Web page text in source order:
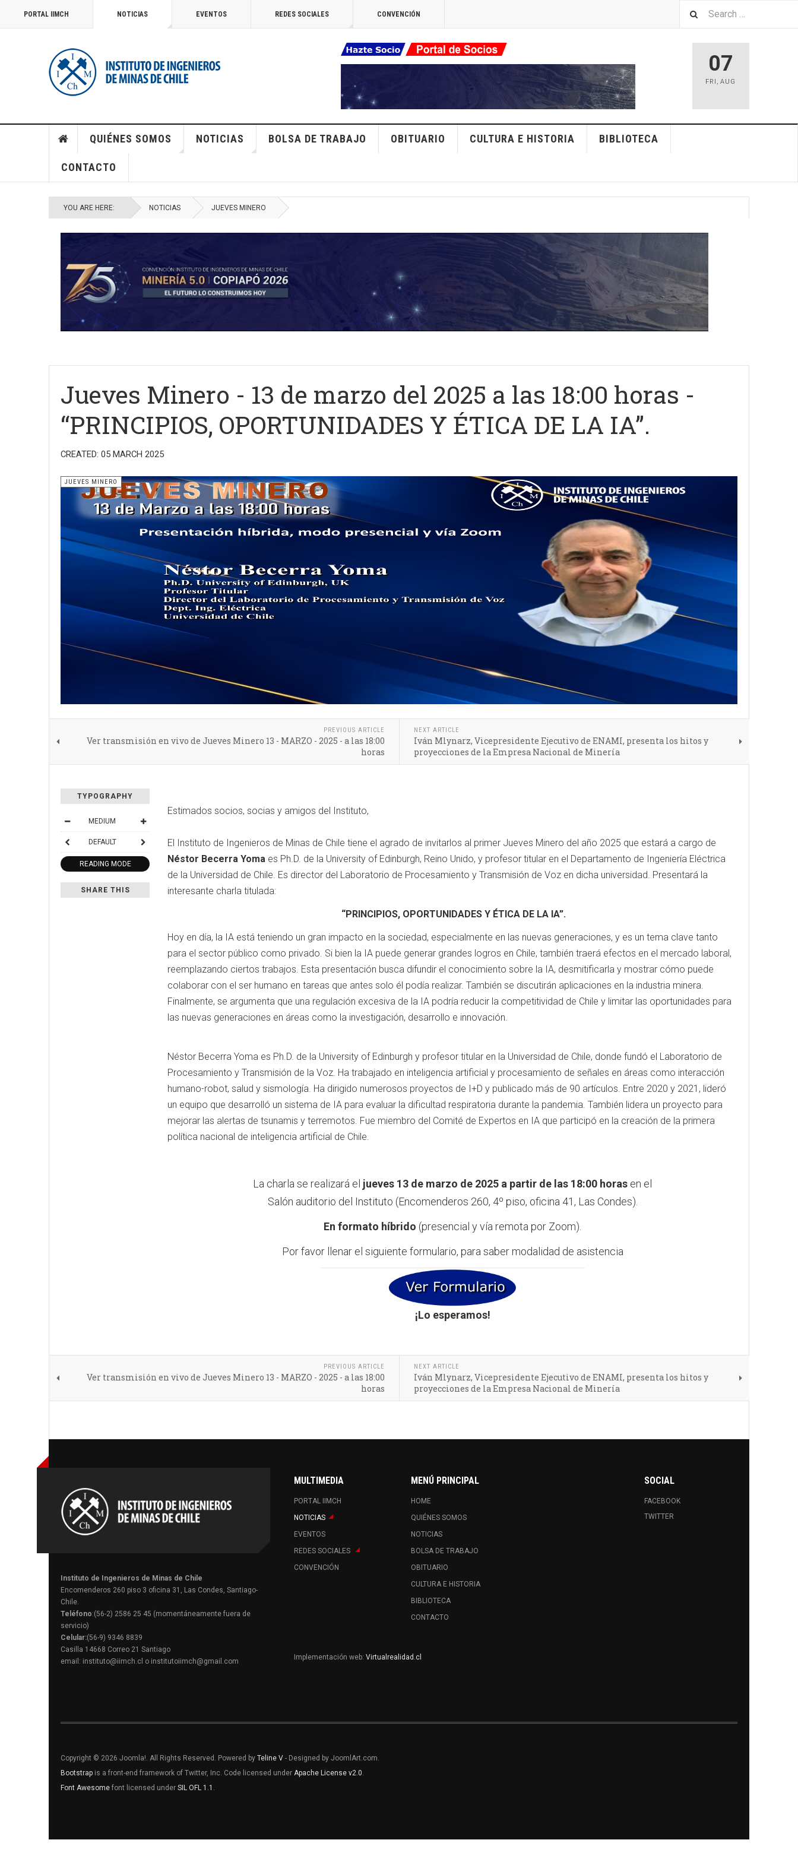
PORTAL IIMCH NOTICIAS EVENTOS REDES SOCIALES CONVENCIÓN
07
FRI ,AUG
QUIÉNES SOMOS NOTICIAS BOLSA DE TRABAJO OBITUARIO CULTURA E HISTORIA BIBLIOTECA
CONTACTO
YOU ARE HERE: NOTICIAS JUEVES MINERO
Jueves Minero - 13 de marzo del 2025 a las 18:00 horas -
“PRINCIPIOS, OPORTUNIDADES Y ÉTICA DE LA IA”.
CREATED: 05 MARCH 2025
JUEVES MINERO
PREVIOUS ARTICLE
Ver transmisión en vivo de Jueves Minero 13 - MARZO - 2025 - a las 18:00
horas
NEXT ARTICLE
Iván Mlynarz, Vicepresidente Ejecutivo de ENAMI, presenta los hitos y
proyecciones de la Empresa Nacional de Minería
TYPOGRAPHY
MEDIUM
DEFAULT
READING MODE
SHARE THIS
Estimados socios, socias y amigos del Instituto,
El Instituto de Ingenieros de Minas de Chile tiene el agrado de invitarlos al primer Jueves Minero del año 2025 que estará a cargo de
Néstor Becerra Yoma es Ph.D. de la University of Edinburgh, Reino Unido, y profesor titular en el Departamento de Ingeniería Eléctrica
de la Universidad de Chile. Es director del Laboratorio de Procesamiento y Transmisión de Voz en dicha universidad. Presentará la
interesante charla titulada:
“PRINCIPIOS, OPORTUNIDADES Y ÉTICA DE LA IA”.
Hoy en día, la IA está teniendo un gran impacto en la sociedad, especialmente en las nuevas generaciones, y es un tema clave tanto
para el sector público como privado. Si bien la IA puede generar grandes logros en Chile, también traerá efectos en el mercado laboral,
reemplazando ciertos trabajos. Esta presentación busca difundir el conocimiento sobre la IA, desmitificarla y mostrar cómo puede
colaborar con el ser humano en tareas que antes solo él podía realizar. También se discutirán aplicaciones en la industria minera.
Finalmente, se argumenta que una regulación excesiva de la IA podría reducir la competitividad de Chile y limitar las oportunidades para
las nuevas generaciones en áreas como la investigación, desarrollo e innovación.
Néstor Becerra Yoma es Ph.D. de la University of Edinburgh y profesor titular en la Universidad de Chile, donde fundó el Laboratorio de
Procesamiento y Transmisión de la Voz. Ha trabajado en inteligencia artificial y procesamiento de señales en áreas como interacción
humano-robot, salud y sismología. Ha dirigido numerosos proyectos de I+D y publicado más de 90 artículos. Entre 2020 y 2021, lideró
un equipo que desarrolló un sistema de IA para evaluar la dificultad respiratoria durante la pandemia. También lidera un proyecto para
mejorar las alertas de tsunamis y terremotos. Fue miembro del Comité de Expertos en IA que participó en la creación de la primera
política nacional de inteligencia artificial de Chile.
La charla se realizará el jueves 13 de marzo de 2025 a partir de las 18:00 horas en el
Salón auditorio del Instituto (Encomenderos 260, 4º piso, oficina 41, Las Condes).
En formato híbrido (presencial y vía remota por Zoom).
Por favor llenar el siguiente formulario, para saber modalidad de asistencia
¡Lo esperamos!
PREVIOUS ARTICLE
Ver transmisión en vivo de Jueves Minero 13 - MARZO - 2025 - a las 18:00
horas
NEXT ARTICLE
Iván Mlynarz, Vicepresidente Ejecutivo de ENAMI, presenta los hitos y
proyecciones de la Empresa Nacional de Minería
Instituto de Ingenieros de Minas de Chile
Encomenderos 260 piso 3 oficina 31, Las Condes, Santiago-
Chile.
Teléfono:(56-2) 2586 25 45 (momentáneamente fuera de
servicio)
Celular:(56-9) 9346 8839
Casilla 14668 Correo 21 Santiago
email: instituto@iimch.cl o institutoiimch@gmail.com
MULTIMEDIA
PORTAL IIMCH
NOTICIAS
EVENTOS
REDES SOCIALES
CONVENCIÓN
MENÚ PRINCIPAL
HOME
QUIÉNES SOMOS
NOTICIAS
BOLSA DE TRABAJO
OBITUARIO
CULTURA E HISTORIA
BIBLIOTECA
CONTACTO
SOCIAL
FACEBOOK
TWITTER
Implementación web:Virtualrealidad.cl
Copyright © 2026 Joomla!. All Rights Reserved. Powered by Teline V - Designed by JoomlArt.com.
Bootstrap is a front-end framework of Twitter, Inc. Code licensed under Apache License v2.0
Font Awesome font licensed under SIL OFL 1.1